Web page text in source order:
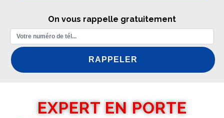
On vous rappelle gratuitement
EXPERT EN PORTE